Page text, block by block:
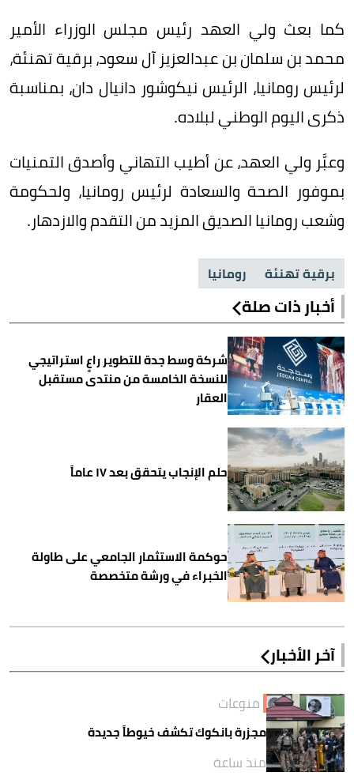
كما بعث ولي العهد رئيس مجلس الوزراء الأمير
محمد بن سلمان بن عبدالعزيز آل سعود، برقية تهنئة،
لرئيس رومانيا، الرئيس نيكوشور دانيال دان، بمناسبة
ذكرى اليوم الوطني لبلاده.
وعبَّر ولي العهد، عن أطيب التهاني وأصدق التمنيات
بموفور الصحة والسعادة لرئيس رومانيا، ولحكومة
وشعب رومانيا الصديق المزيد من التقدم والازدهار.
برقية تهنئة رومانيا
أخبار ذات صلة
شركة وسط جدة للتطوير راعٍ استراتيجي
للنسخة الخامسة من منتدى مستقبل
العقار
حلم الإنجاب يتحقق بعد ١٧ عاماً
حوكمة الاستثمار الجامعي على طاولة
الخبراء في ورشة متخصصة
آخر الأخبار
منوعات
مجزرة بانكوك تكشف خيوطاً جديدة
منذ ساعة